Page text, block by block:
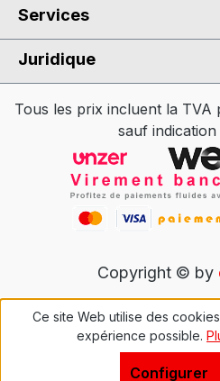
Services
Juridique
Tous les prix incluent la TVA
sauf
Copyright © by
Ce site Web utilise des
expérience possible.
Configurer